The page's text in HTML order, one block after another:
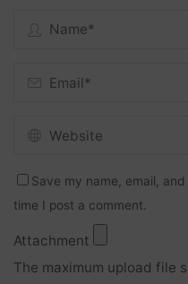
Save my name, email,
time I post a comment.
Attachment
The maximum upload file